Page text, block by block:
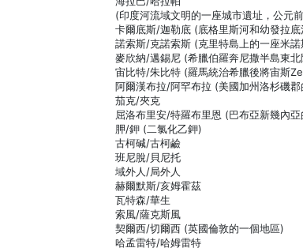
(印度河流域文明的一座城市遺址，公元
卡爾底斯/迦勒底 (底格里斯河和幼發拉
諾索斯/克諾索斯 (克里特島上的一座米
麥欣納/邁錫尼 (希臘伯羅奔尼撒半島東
宙比特/朱比特 (羅馬統治希臘後將宙斯
阿爾漢布拉/阿罕布拉 (美國加州洛杉磯
茄克/夾克
屈洛布里安/特羅布里恩 (巴布亞新幾內亞
胛/鉀 (二氯化乙鉀)
古柯碱/古柯鹼
班尼脫/貝尼托
域外人/局外人
赫爾默斯/亥姆霍茲
瓦特森/華生
索風/薩克斯風
契爾西/切爾西 (英國倫敦的一個地區)
哈孟雷特/哈姆雷特